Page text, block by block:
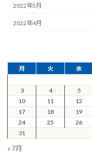
2022年5月
2022年4月
月 火 水
3
4 5
10
11 12
17
18 19
24
25 26
31
« 7月